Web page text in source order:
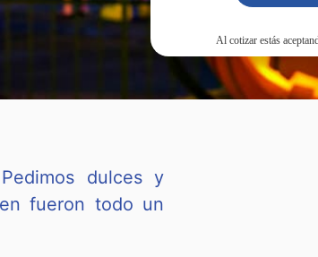
dulces y
fueron todo un